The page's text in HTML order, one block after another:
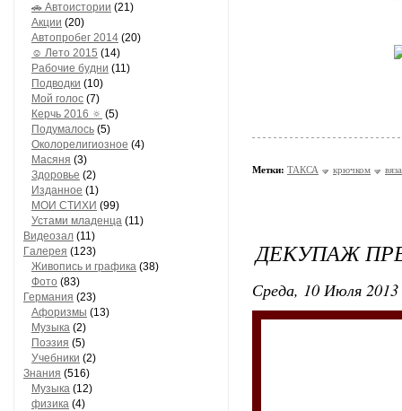
🚗 Автоистории (21)
Акции (20)
Автопробег 2014 (20)
☺ Лето 2015 (14)
Рабочие будни (11)
Подводки (10)
Мой голос (7)
Керчь 2016 🔅 (5)
Подумалось (5)
Околорелигиозное (4)
Масяня (3)
Здоровье (2)
Изданное (1)
МОИ СТИХИ (99)
Устами младенца (11)
Видеозал (11)
Гaлерея (123)
Живопись и грaфикa (38)
Фото (83)
Гермaния (23)
Aфоризмы (13)
Музыкa (2)
Поэзия (5)
Учебники (2)
Знания (516)
Музыкa (12)
физика (4)
Метки: ТАКСА крючком
ДЕКУПАЖ
Среда, 10 Июля